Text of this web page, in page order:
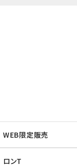
WEB限定販売
ロンT